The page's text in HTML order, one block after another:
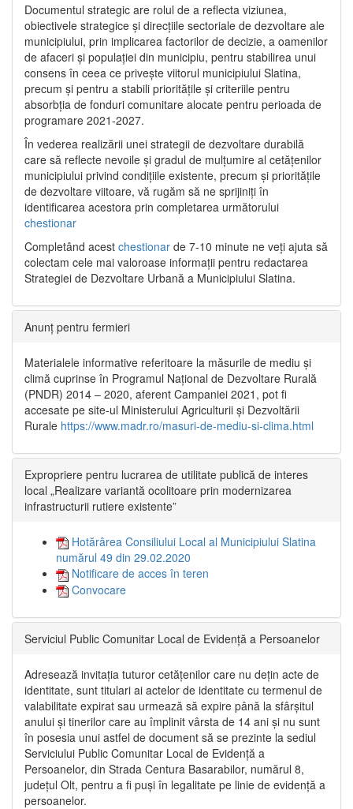
Documentul strategic are rolul de a reflecta viziunea,
obiectivele strategice și direcțiile sectoriale de dezvoltare ale
municipiului, prin implicarea factorilor de decizie, a oamenilor
de afaceri și populației din municipiu, pentru stabilirea unui
consens în ceea ce privește viitorul municipiului Slatina,
precum și pentru a stabili prioritățile și criteriile pentru
absorbția de fonduri comunitare alocate pentru perioada de
programare 2021-2027.
În vederea realizării unei strategii de dezvoltare durabilă
care să reflecte nevoile și gradul de mulțumire al cetățenilor
municipiului privind condițiile existente, precum și prioritățile
de dezvoltare viitoare, vă rugăm să ne sprijiniți în
identificarea acestora prin completarea următorului
chestionar
Completând acest chestionar de 7-10 minute ne veți ajuta să
colectam cele mai valoroase informații pentru redactarea
Strategiei de Dezvoltare Urbană a Municipiului Slatina.
Anunț pentru fermieri
Materialele informative referitoare la măsurile de mediu și
climă cuprinse în Programul Național de Dezvoltare Rurală
(PNDR) 2014 – 2020, aferent Campaniei 2021, pot fi
accesate pe site-ul Ministerului Agriculturii și Dezvoltării
Rurale https://www.madr.ro/masuri-de-mediu-si-clima.html
Expropriere pentru lucrarea de utilitate publică de interes
local „Realizare variantă ocolitoare prin modernizarea
infrastructurii rutiere existente”
Hotărârea Consiliului Local al Municipiului Slatina
numărul 49 din 29.02.2020
Notificare de acces în teren
Convocare
Serviciul Public Comunitar Local de Evidență a Persoanelor
Adresează invitația tuturor cetățenilor care nu dețin acte de
identitate, sunt titulari ai actelor de identitate cu termenul de
valabilitate expirat sau urmează să expire până la sfârșitul
anului și tinerilor care au împlinit vârsta de 14 ani și nu sunt
în posesia unui astfel de document să se prezinte la sediul
Serviciului Public Comunitar Local de Evidență a
Persoanelor, din Strada Centura Basarabilor, numărul 8,
județul Olt, pentru a fi puși în legalitate pe linie de evidență a
persoanelor.